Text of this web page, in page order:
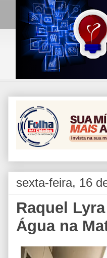
sexta-feira, 16
Raquel
Água na